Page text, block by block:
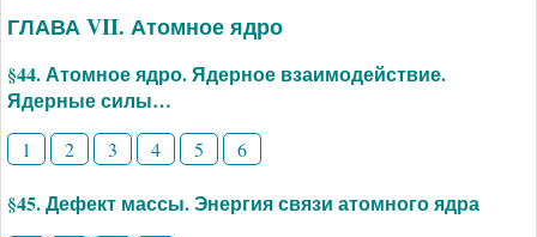
ГЛАВА VII. Атомное ядро
§44. Атомное ядро. Ядерное взаимодействие.
Ядерные силы…
1 2 3 4 5 6
§45. Дефект массы. Энергия связи атомного ядра